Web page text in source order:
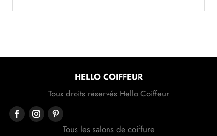
HELLO COIFFEUR
Tous droits réservés Hello Coiffeur
Tous les salons de coiffure